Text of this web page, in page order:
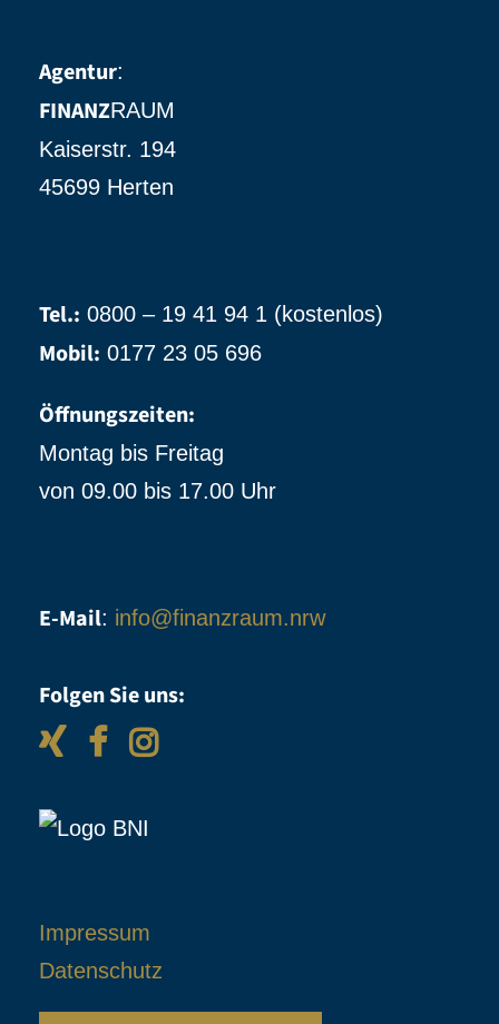
Agentur:
FINANZRAUM
Kaiserstr. 194
45699 Herten
Tel.: 0800 – 19 41 94 1 (kostenlos)
Mobil: 0177 23 05 696
Öffnungszeiten:
Montag bis Freitag
von 09.00 bis 17.00 Uhr
E-Mail: info@finanzraum.nrw
Folgen Sie uns:
Impressum
Datenschutz